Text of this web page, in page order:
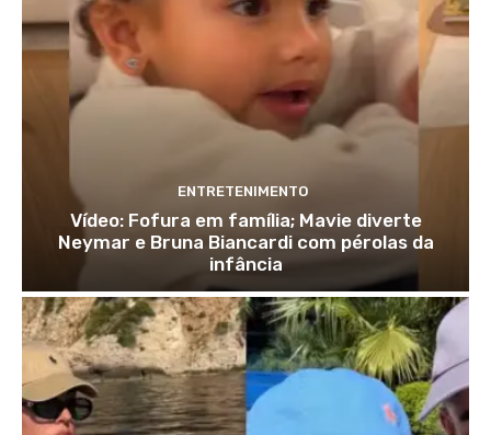
ENTRETENIMENTO
Vídeo: Fofura em família; Mavie diverte
Neymar e Bruna Biancardi com pérolas da
infância